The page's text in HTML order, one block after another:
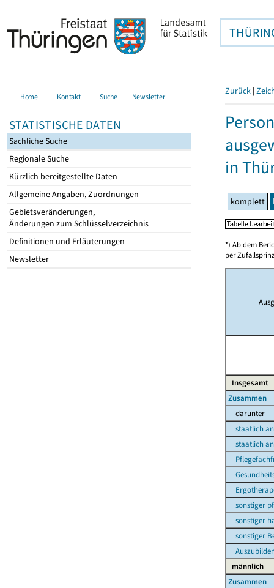
Home Kontakt Suche Newsletter
STATISTISCHE DATEN
Sachliche Suche
Regionale Suche
Kürzlich bereitgestellte Daten
Allgemeine Angaben, Zuordnungen
Gebietsveränderungen,
Änderungen zum Schlüsselverzeichnis
Definitionen und Erläuterungen
Newsletter
Zurück |
in
komplett
*) Ab dem
per
Insgesamt
Zusammen
darunter
staatlich
staatlich
sonstiger
sonstiger
sonstiger
männlich
Zusammen